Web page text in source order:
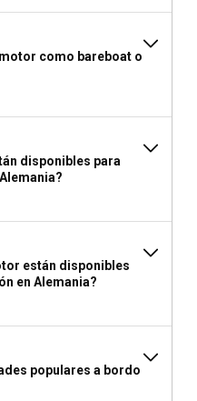
como bareboat o
disponibles para
están disponibles
en Alemania?
populares a bordo